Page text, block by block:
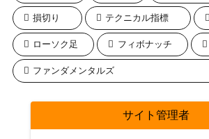
損切り テクニカル指標
ローソク足 フィボナッチ
ファンダメンタルズ
サイト管理者